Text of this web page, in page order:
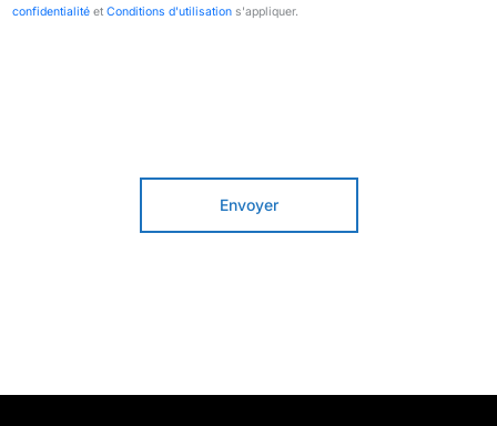
confidentialité et Conditions d'utilisation s'appliquer.
Envoyer